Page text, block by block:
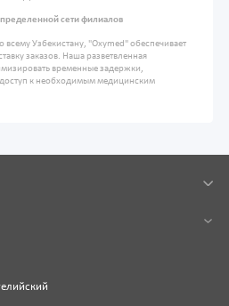
сети филиалов
Узбекистану, "Oxymed" обеспечивает
заказов. Наша разветвленная
временные задержки,
к необходимым медицинским